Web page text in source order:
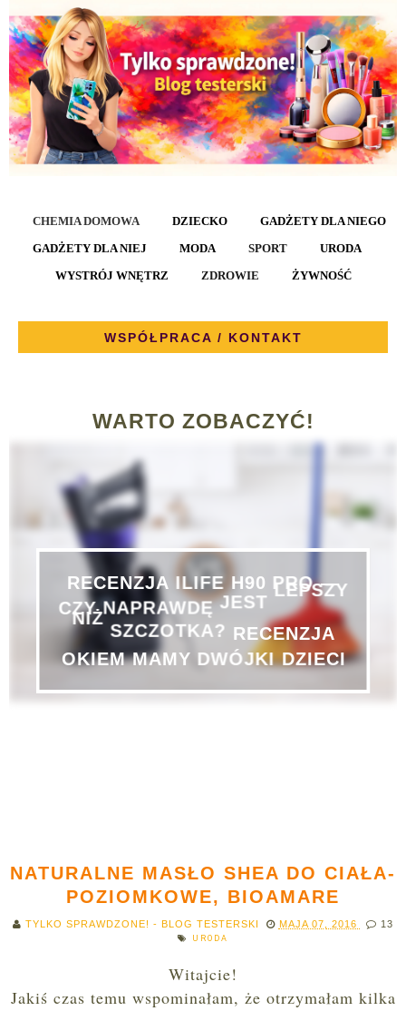
CHEMIA DOMOWA DZIECKO
GADŻETY DLA NIEGO
GADŻETY DLA NIEJ
MODA SPORT
URODA
WYSTRÓJ WNĘTRZ
ZDROWIE ŻYWNOŚĆ
WSPÓŁPRACA / KONTAKT
WARTO ZOBACZYĆ!
RECENZJA
ILIFE H90 PRO —
CZY NAPRAWDĘ JEST
LEPSZY
NIŻ
SZCZOTKA?
RECENZJA
OKIEM
MAMY DWÓJKI DZIECI
NATURALNE MASŁO SHEA DO CIAŁA-
POZIOMKOWE, BIOAMARE
TYLKO SPRAWDZONE! - BLOG TESTERSKI MAJA 07, 2016 13
URODA
Witajcie!
Jakiś czas temu wspominałam, że otrzymałam kilka